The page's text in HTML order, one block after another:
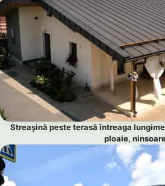
Streașină peste terasă întreaga
ploaie,